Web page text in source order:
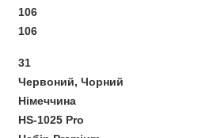
106
106
31
Червоний, Чорний
Німеччина
HS-1025 Pro